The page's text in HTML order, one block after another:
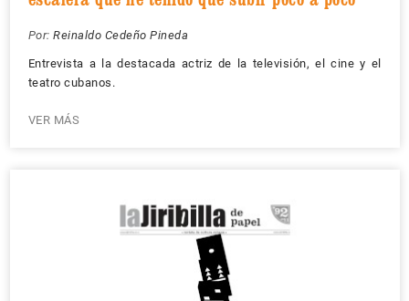
Por: Reinaldo Cedeño Pineda
Entrevista a la destacada actriz de la televisión, el cine y el
teatro cubanos.
VER MÁS